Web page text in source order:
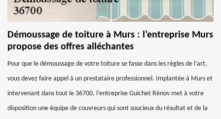
Démoussage de toiture à Murs : l’entreprise Murs
propose des offres alléchantes
Pour que le démoussage de votre toiture se fasse dans les règles de l’art,
vous devez faire appel à un prestataire professionnel. Implantée à Murs et
intervenant dans tout le 36700, l’entreprise Guichet Rénov met à votre
disposition une équipe de couvreurs qui sont soucieux du résultat et de la